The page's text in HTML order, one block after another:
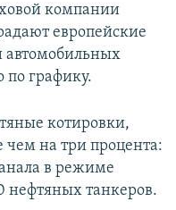
компании
европейские
автомобильных
по графику.
котировки,
чем на три процента:
в режиме
нефтяных танкеров.